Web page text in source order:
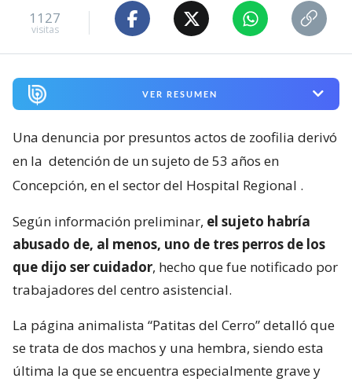
1127
visitas
VER RESUMEN
Una denuncia por presuntos actos de zoofilia derivó
en la detención de un sujeto de 53 años en
Concepción, en el sector del Hospital Regional .
Según información preliminar, el sujeto habría
abusado de, al menos, uno de tres perros de los
que dijo ser cuidador, hecho que fue notificado por
trabajadores del centro asistencial.
La página animalista “Patitas del Cerro” detalló que
se trata de dos machos y una hembra, siendo esta
última la que se encuentra especialmente grave y